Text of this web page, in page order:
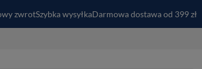
zwrotSzybka wysyłkaDarmowa dostawa od 399 zł